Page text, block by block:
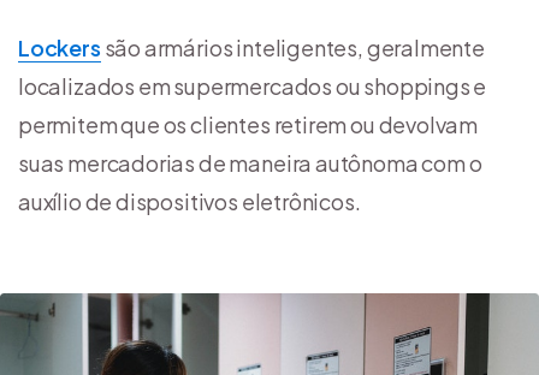
Lockers são armários inteligentes, geralmente
localizados em supermercados ou shoppings e
permitem que os clientes retirem ou devolvam
suas mercadorias de maneira autônoma com o
auxílio de dispositivos eletrônicos.